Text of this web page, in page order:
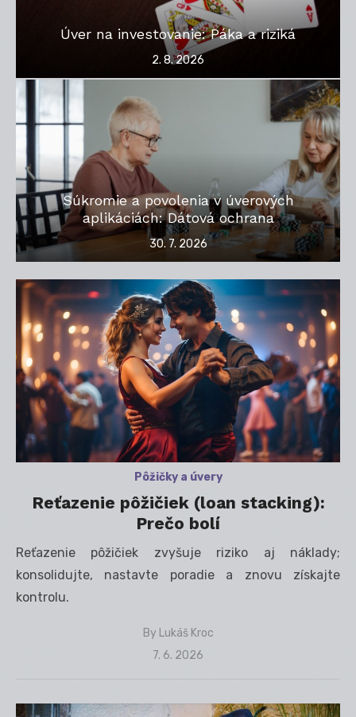
Úver na investovanie: Páka a riziká
Posted
on
2. 8. 2026
Súkromie a povolenia v úverových
aplikáciách: Dátová ochrana
Posted
on
30. 7. 2026
Pôžičky a úvery
Reťazenie pôžičiek (loan stacking):
Prečo bolí
Reťazenie pôžičiek zvyšuje riziko aj náklady;
konsolidujte, nastavte poradie a znovu získajte
kontrolu.
By Lukáš Kroc
Posted
7. 6. 2026